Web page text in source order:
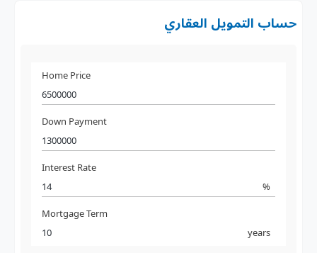
حساب التمويل العقاري
Home Price
Down Payment
Interest Rate
%
Mortgage Term
years